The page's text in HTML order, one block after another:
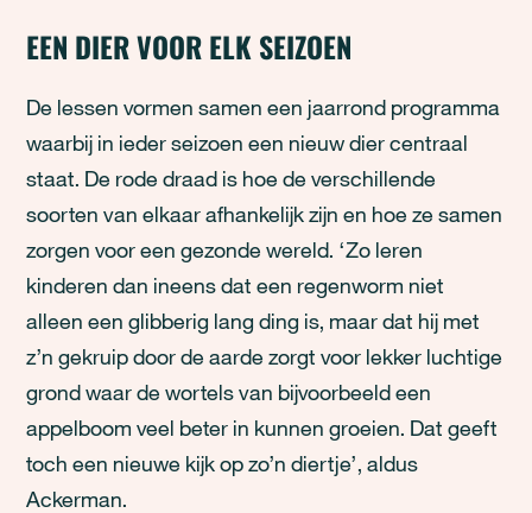
EEN DIER VOOR ELK SEIZOEN
De lessen vormen samen een jaarrond programma
waarbij in ieder seizoen een nieuw dier centraal
staat. De rode draad is hoe de verschillende
soorten van elkaar afhankelijk zijn en hoe ze samen
zorgen voor een gezonde wereld. ‘Zo leren
kinderen dan ineens dat een regenworm niet
alleen een glibberig lang ding is, maar dat hij met
z’n gekruip door de aarde zorgt voor lekker luchtige
grond waar de wortels van bijvoorbeeld een
appelboom veel beter in kunnen groeien. Dat geeft
toch een nieuwe kijk op zo’n diertje’, aldus
Ackerman.